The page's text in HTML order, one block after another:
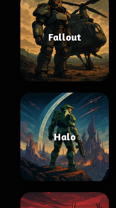
Fallout
Halo